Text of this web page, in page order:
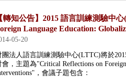
【轉知公告】2015 語言訓練測驗中
Language Education:
05-20
團法人語言訓練測驗中心(LTTC)將於
會，主題為"Critical Reflections on
，會議子題包含：